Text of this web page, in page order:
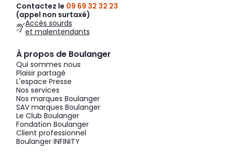
Contactez le 09 69 32 32 23
(appel non surtaxé)
Accès sourds
et malentendants
À propos de Boulanger
Qui sommes nous
Plaisir partagé
L'espace Presse
Nos services
Nos marques Boulanger
SAV marques Boulanger
Le Club Boulanger
Fondation Boulanger
Client professionnel
Boulanger INFINITY